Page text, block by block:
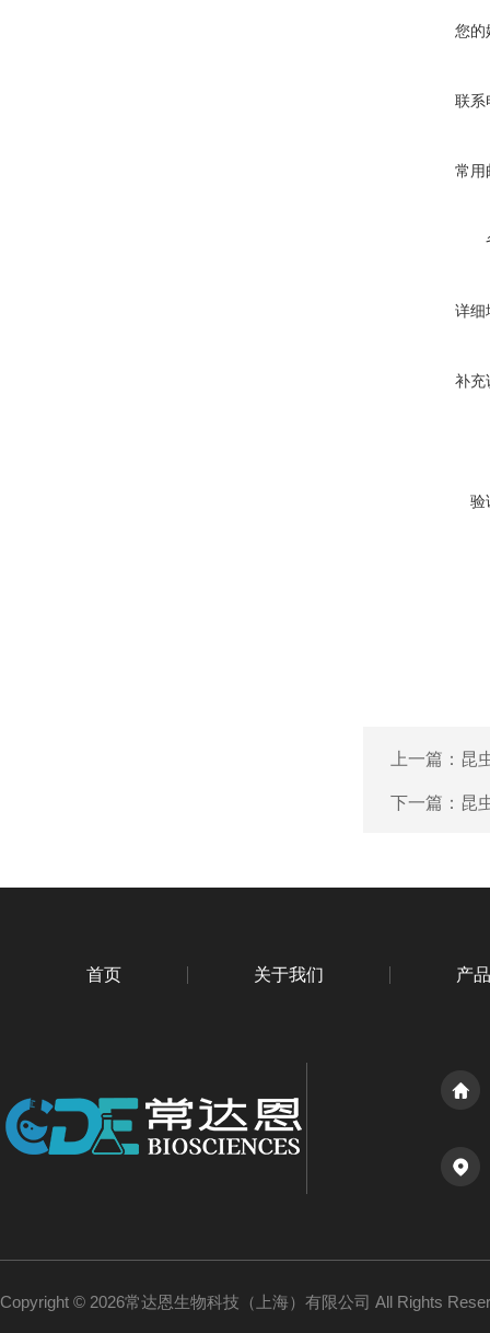
您的
联系
常用
详细
补充
验
上一篇： 昆
下一篇： 昆
首页 关于我们 产
Copyright © 2026常达恩生物科技（上海）有限公司 All Rights